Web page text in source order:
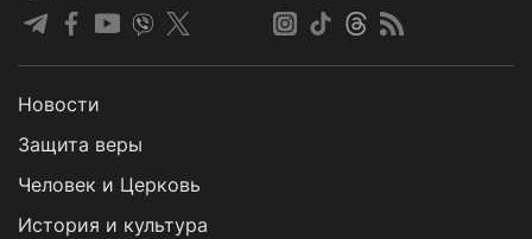
Новости
Защита веры
Человек и Церковь
История и культура